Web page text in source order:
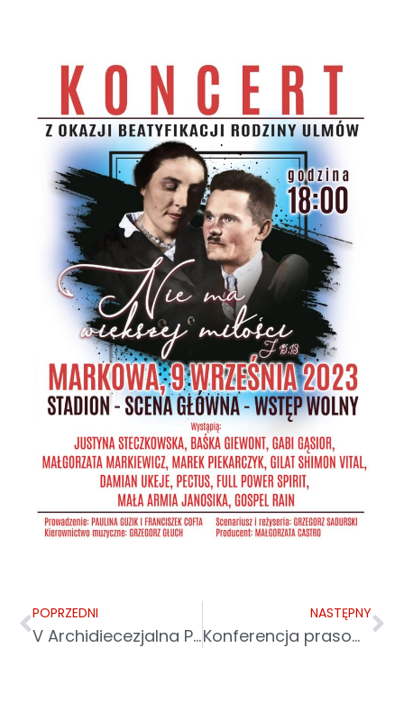
POPRZEDNI
V Archidiecezjalna Pielgrzymka Osób Starszych i Chorych
NASTĘPNY
Konferencja prasowa przed beatyfikacją Rodziny Ulmów